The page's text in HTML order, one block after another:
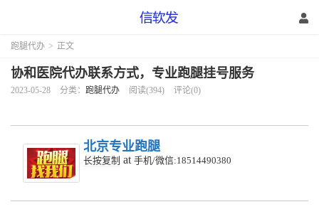
跑腿代办 > 正文
协和医院代办联系方式，专业跑腿挂号服务
2023-05-28 分类： 跑腿代办 阅读(394) 评论(0)
北京专业跑腿
长按复制 at 手机/微信:18514490380